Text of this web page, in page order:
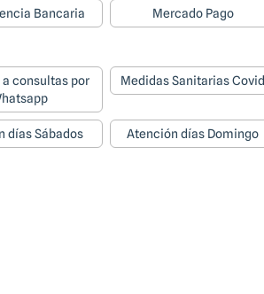
Bancaria Mercado Pago
consultas por
Medidas Sanitarias Covid
días Sábados Atención días Domingo